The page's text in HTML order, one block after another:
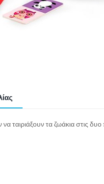
ταιριάξουν τα ζωάκια στις